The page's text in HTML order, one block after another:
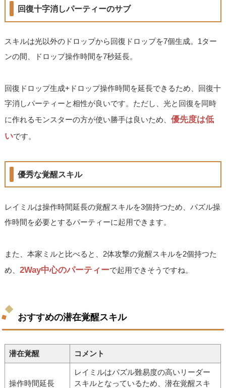
回復十字消しパーティーのサブ
スキルは光以外のドロップから回復ドロップを7個生成。1ター
ンの間、ドロップ操作時間を7秒延長。
回復ドロップ生成+ドロップ操作時間を延長できるため、回復十
字消しパーティーと相性が良いです。ただし、光と回復を同時
に作れるモンスターの方が使い勝手は良いため、優先度は低
いです。
優秀な覚醒スキル
レイミルは操作時間延長の覚醒スキルを3個持つため、パズル操
作時間を必要とするパーティーに起用できます。
また、本家ミルと比べると、2体攻撃の覚醒スキルを2個持つた
め、2Way中心のパーティーで起用できそうですね。
おすすめの潜在覚醒スキル
潜在覚醒 コメント
操作時間延長
レイミルはパズル難易度の高いリーダー
スキルとなっているため、潜在覚醒スキ